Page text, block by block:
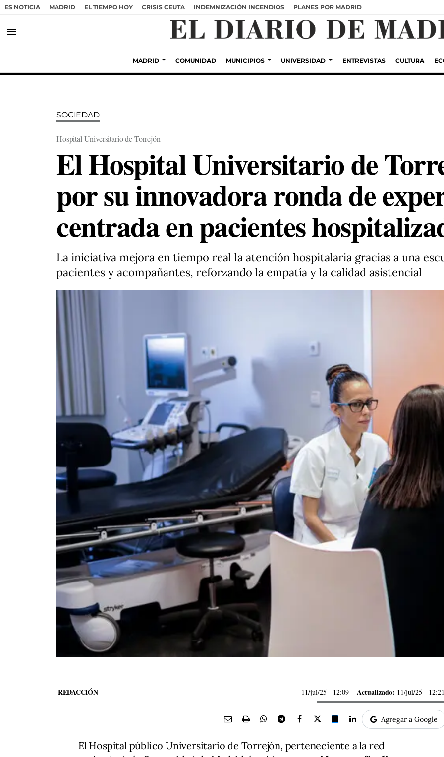
ES NOTICIA MADRID EL TIEMPO HOY CRISIS CEUTA INDEMNIZACIÓN INCENDIOS PLANES POR MADRID
menu
MADRID COMUNIDAD MUNICIPIOS UNIVERSIDAD ENTREVISTAS CULTURA
SOCIEDAD
Hospital Universitario de Torrejón
El Hospital Universitario de
por su innovadora ronda de
centrada en pacientes
La iniciativa mejora en tiempo real la atención hospitalaria gracias a una
pacientes y acompañantes, reforzando la empatía y la calidad asistencial
REDACCIÓN 11/jul/25 - 12:09 Actualizado: 11/jul/25 - 12:21
Agregar a Google
El Hospital público Universitario de Torrejón, perteneciente a la red